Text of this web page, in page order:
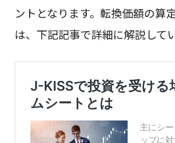
ントとなります。転換価額の算
は、下記記事で詳細に解説して